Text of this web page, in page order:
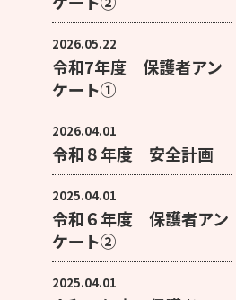
2026.05.22
令和7年度 保護者アン
ケート①
2026.04.01
令和８年度 安全計画
2025.04.01
令和６年度 保護者アン
ケート②
2025.04.01